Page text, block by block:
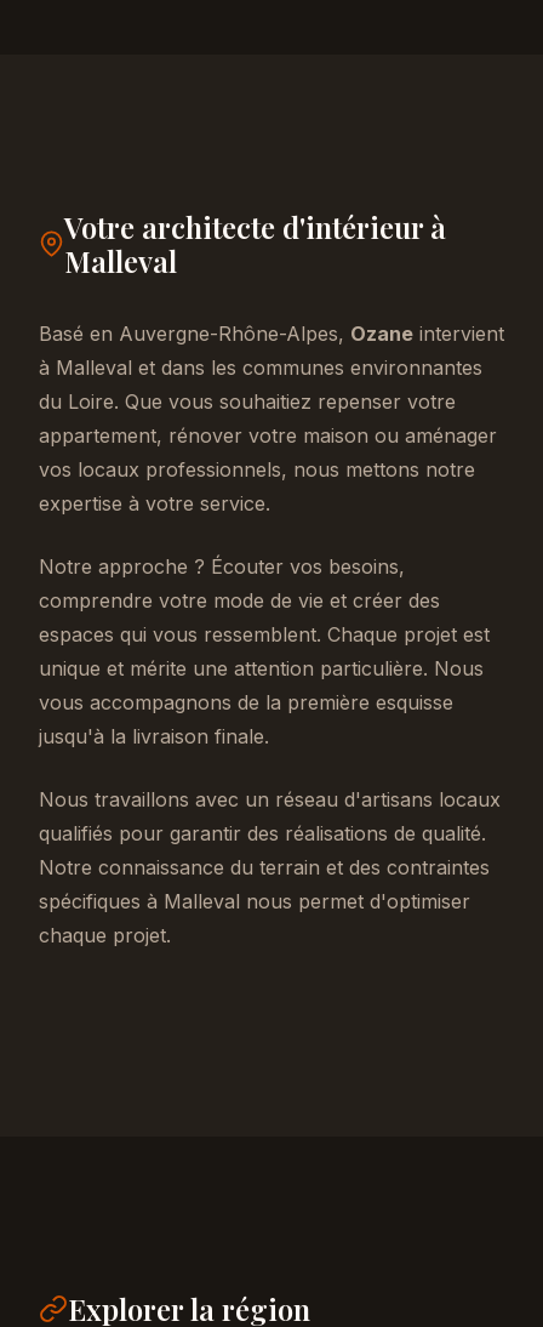
Votre architecte d'intérieur à
Malleval
Basé en Auvergne-Rhône-Alpes, Ozane intervient
à Malleval et dans les communes environnantes
du Loire. Que vous souhaitiez repenser votre
appartement, rénover votre maison ou aménager
vos locaux professionnels, nous mettons notre
expertise à votre service.
Notre approche ? Écouter vos besoins,
comprendre votre mode de vie et créer des
espaces qui vous ressemblent. Chaque projet est
unique et mérite une attention particulière. Nous
vous accompagnons de la première esquisse
jusqu'à la livraison finale.
Nous travaillons avec un réseau d'artisans locaux
qualifiés pour garantir des réalisations de qualité.
Notre connaissance du terrain et des contraintes
spécifiques à Malleval nous permet d'optimiser
chaque projet.
Explorer la région